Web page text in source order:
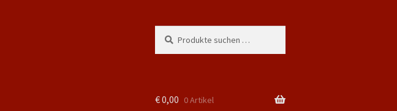
nach:
€0,00 0 Artikel